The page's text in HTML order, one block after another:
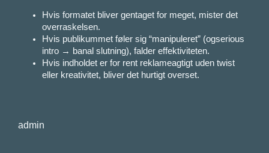
Hvis formatet bliver gentaget for meget, mister det
overraskelsen.
Hvis publikummet føler sig “manipuleret” (ogserious
intro → banal slutning), falder effektiviteten.
Hvis indholdet er for rent reklameagtigt uden twist
eller kreativitet, bliver det hurtigt overset.
admin